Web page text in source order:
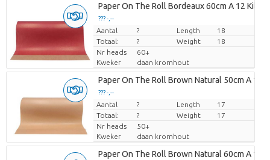
Paper On The Roll Bordeaux 60cm A 12 Kilo
??? -,--
Prijs per stuk
Aantal ? Length
18
Totaal:
? Weight
18
Nr heads
60+
Kweker
daan kromhout
Paper On The Roll Brown Natural 50cm A 10
??? -,--
Prijs per stuk
Aantal ? Length
17
Totaal:
? Weight
17
Nr heads
50+
Kweker
daan kromhout
Paper On The Roll Brown Natural 60cm A 12